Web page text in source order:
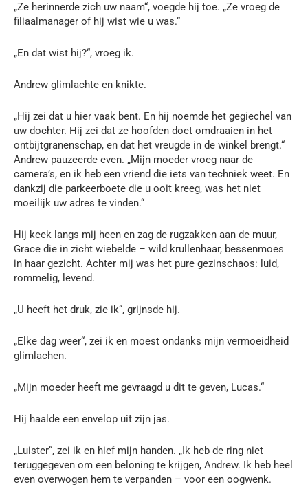
„Ze herinnerde zich uw naam“, voegde hij toe. „Ze vroeg de
filiaalmanager of hij wist wie u was.“
„En dat wist hij?“, vroeg ik.
Andrew glimlachte en knikte.
„Hij zei dat u hier vaak bent. En hij noemde het gegiechel van
uw dochter. Hij zei dat ze hoofden doet omdraaien in het
ontbijtgranenschap, en dat het vreugde in de winkel brengt.“
Andrew pauzeerde even. „Mijn moeder vroeg naar de
camera’s, en ik heb een vriend die iets van techniek weet. En
dankzij die parkeerboete die u ooit kreeg, was het niet
moeilijk uw adres te vinden.“
Hij keek langs mij heen en zag de rugzakken aan de muur,
Grace die in zicht wiebelde – wild krullenhaar, bessenmoes
in haar gezicht. Achter mij was het pure gezinschaos: luid,
rommelig, levend.
„U heeft het druk, zie ik“, grijnsde hij.
„Elke dag weer“, zei ik en moest ondanks mijn vermoeidheid
glimlachen.
„Mijn moeder heeft me gevraagd u dit te geven, Lucas.“
Hij haalde een envelop uit zijn jas.
„Luister“, zei ik en hief mijn handen. „Ik heb de ring niet
teruggegeven om een beloning te krijgen, Andrew. Ik heb heel
even overwogen hem te verpanden – voor een oogwenk.